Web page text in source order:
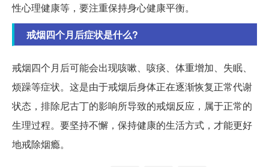
性心理健康等，要注重保持身心健康平衡。
戒烟四个月后症状是什么?
戒烟四个月后可能会出现咳嗽、咳痰、体重增加、失眠、
烦躁等症状。这是由于戒烟后身体正在逐渐恢复正常代谢
状态，排除尼古丁的影响所导致的戒烟反应，属于正常的
生理过程。要坚持不懈，保持健康的生活方式，才能更好
地戒除烟瘾。